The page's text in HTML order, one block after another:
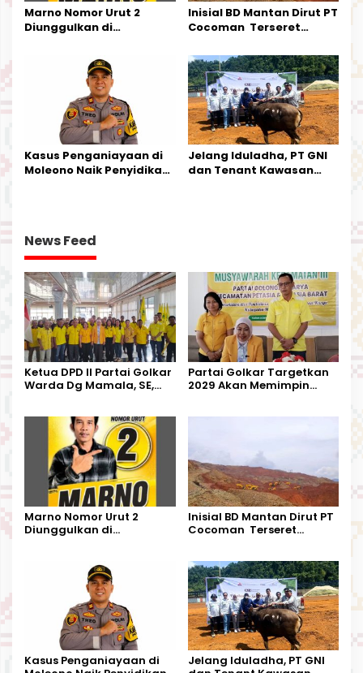
Marno Nomor Urut 2
Diunggulkan di
Kesederhanaannya Jadi
Harapan Warga
Inisial BD Mantan Dirut PT
Cocoman Terseret
Tata Kelola Tambang
Kalimantan Barat
Kasus Penganiayaan di
Moleono Naik Penyidikan,
Jelang Iduladha, PT GNI
dan Tenant Kawasan
News Feed
Ketua DPD II Partai Golkar
Warda Dg Mamala, SE,
Kecamatan Petbar
Partai Golkar Targetkan
2029 Akan Memimpin
Marno Nomor Urut 2
Diunggulkan di
Harapan Warga
Inisial BD Mantan Dirut PT
Cocoman Terseret
Kalimantan Barat
Kasus Penganiayaan di
Jelang Iduladha, PT GNI